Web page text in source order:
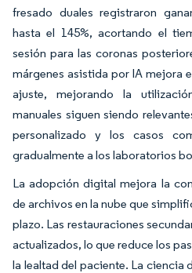
fresado duales registraron
hasta el 145%, acortando el
sesión para las coronas
márgenes asistida por IA mejora
ajuste, mejorando la
manuales siguen siendo
personalizado y los casos
gradualmente a los laboratorios
La adopción digital mejora la
de archivos en la nube que
plazo. Las restauraciones
actualizados, lo que reduce los
la lealtad del paciente. La ciencia